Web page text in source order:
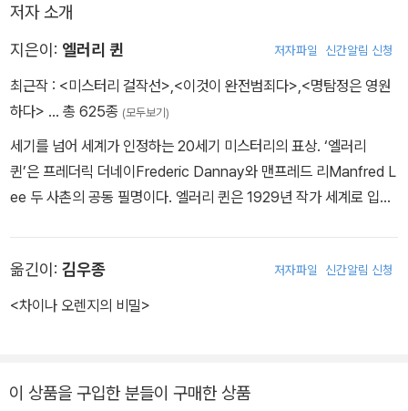
저자 소개
지은이: 엘러리 퀸 저자파일 신간알림 신청
최근작 : <미스터리 걸작선> <이것이 완전범죄다> <명탐정은 영원
하다> … 총 625종 (모두보기)
세기를 넘어 세계가 인정하는 20세기 미스터리의 표상. ‘엘러리
퀸’은 프레더릭 더네이Frederic Dannay와 맨프레드 리Manfred L
ee 두 사촌의 공동 필명이다. 엘러리 퀸은 1929년 작가 세계로 입문
지를 출간하며 미스터리 소설사에 한 획을 그었다. 1941년, 『엘러리
퀸 미스터리 매거진EQMM』을 창간하여 발행인 겸 기획 편집자로서
퀸 상’을 제정해 미스터리 분야에서 뛰어난 두각을 보이는 사람이나
옮긴이: 김우종 저자파일 신간알림 신청
<차이나 오렌지의 비밀>
이 상품을 구입한 분들이 구매한 상품